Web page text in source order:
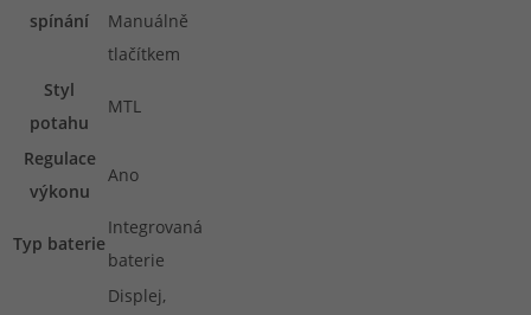
spínání
Manuálně
tlačítkem
Styl
potahu
MTL
Regulace
výkonu
Ano
Typ baterie
Integrovaná
baterie
Displej,